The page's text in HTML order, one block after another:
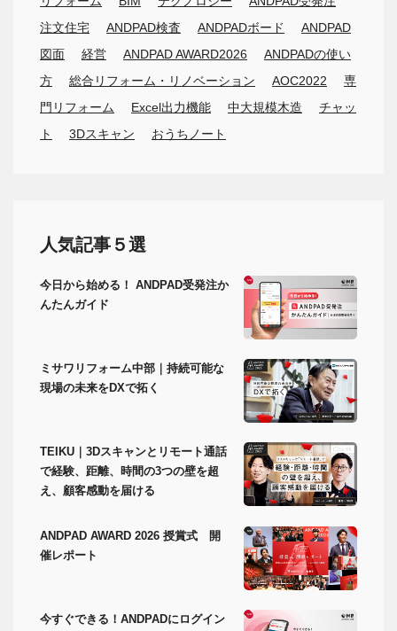
注文住宅
ANDPAD検査 ANDPADボード
ANDPAD
図面
経営 ANDPAD AWARD2026
ANDPADの使い
方
総合リフォーム・リノベーション AOC2022
専
門リフォーム
Excel出力機能 中大規模木造
チャッ
ト
3Dスキャン おうちノート
人気記事５選
今日から始める！ ANDPAD受発注か
んたんガイド
ミサワリフォーム中部｜持続可能な
現場の未来をDXで拓く
TEIKU｜3Dスキャンとリモート通話
で経験、距離、時間の3つの壁を超
え、顧客感動を届ける
ANDPAD AWARD 2026 授賞式 開
催レポート
今すぐできる！ANDPADにログイン